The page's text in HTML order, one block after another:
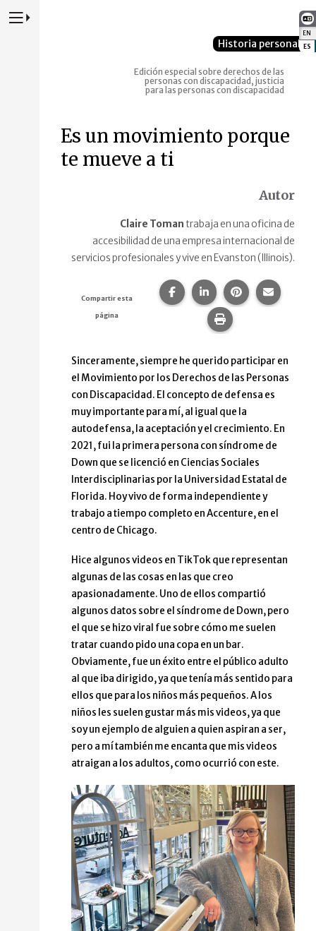
EN
ES
Presione para alternar la navegación principal del sitio web
Historia personal
Edición especial sobre derechos de las
personas con discapacidad, justicia
para las personas con discapacidad
Es un movimiento porque
te mueve a ti
Autor
Claire Toman trabaja en una oficina de
accesibilidad de una empresa internacional de
servicios profesionales y vive en Evanston (Illinois).
Compartir esta
página
Compartir esta página en
Compartir esta
Compartir
Imprime esta
Sinceramente, siempre he querido participar en
el Movimiento por los Derechos de las Personas
con Discapacidad. El concepto de defensa es
muy importante para mí, al igual que la
autodefensa, la aceptación y el crecimiento. En
2021, fui la primera persona con síndrome de
Down que se licenció en Ciencias Sociales
Interdisciplinarias por la Universidad Estatal de
Florida. Hoy vivo de forma independiente y
trabajo a tiempo completo en Accenture, en el
centro de Chicago.
Hice algunos videos en TikTok que representan
algunas de las cosas en las que creo
apasionadamente. Uno de ellos compartió
algunos datos sobre el síndrome de Down, pero
el que se hizo viral fue sobre cómo me suelen
tratar cuando pido una copa en un bar.
Obviamente, fue un éxito entre el público adulto
al que iba dirigido, ya que tenía más sentido para
ellos que para los niños más pequeños. A los
niños les suelen gustar más mis videos, ya que
soy un ejemplo de alguien a quien aspiran a ser,
pero a mí también me encanta que mis videos
atraigan a los adultos, como ocurrió con este.